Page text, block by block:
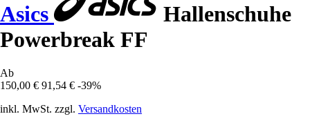
Asics
Hallenschuhe
Powerbreak FF
Ab
150,00 € 91,54 € -39%
inkl. MwSt. zzgl. Versandkosten